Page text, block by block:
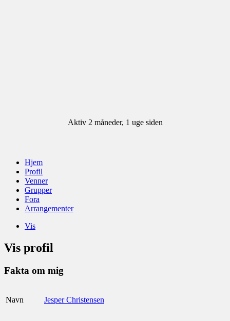
Aktiv 2 måneder, 1 uge siden
Hjem
Profil
Venner
Grupper
Fora
Arrangementer
Vis
Vis profil
Fakta om mig
Navn Jesper Christensen